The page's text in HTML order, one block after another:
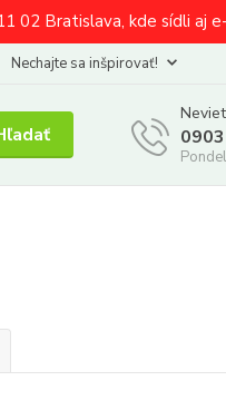
02 Bratislava, kde sídli aj
Nechajte sa inšpirovať!